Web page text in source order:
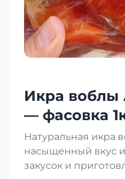
Икра воблы
— фасовка
Натуральная икра
насыщенный вкус и
закусок и